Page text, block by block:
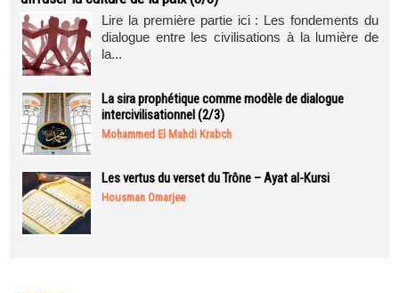
Lire la première partie ici : Les fondements du
dialogue entre les civilisations à la lumière de
la...
La sira prophétique comme modèle de dialogue
intercivilisationnel (2/3)
Mohammed El Mahdi Krabch
Les vertus du verset du Trône – Ayat al-Kursi
Housman Omarjee